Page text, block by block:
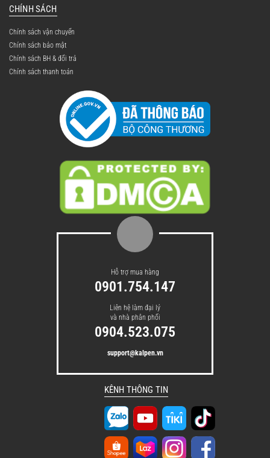
CHÍNH SÁCH
Chính sách vận chuyển
Chính sách bảo mật
Chính sách BH & đổi trả
Chính sách thanh toán
Hỗ trợ mua hàng
0901.754.147
Liên hệ làm đại lý
và nhà phân phối
0904.523.075
support@kalpen.vn
KÊNH THÔNG TIN